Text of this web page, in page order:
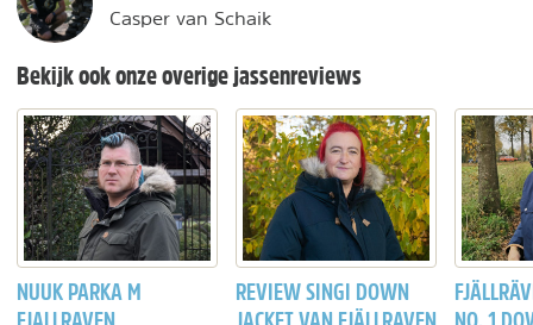
Casper van Schaik
Bekijk ook onze overige jassenreviews
NUUK PARKA M
REVIEW SINGI DOWN